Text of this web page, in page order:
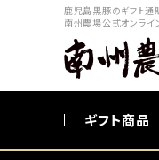
鹿児島黒豚のギフト通
南州農場公式オンライ
ギフト商品